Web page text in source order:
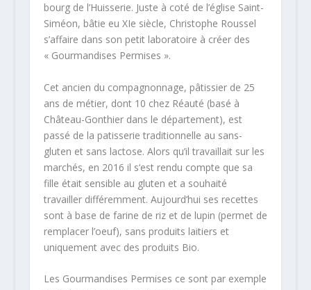
bourg de l’Huisserie. Juste à coté de l’église Saint-
Siméon, bâtie eu XIe siècle, Christophe Roussel
s’affaire dans son petit laboratoire à créer des
« Gourmandises Permises ».
Cet ancien du compagnonnage, pâtissier de 25
ans de métier, dont 10 chez Réauté (basé à
Château-Gonthier dans le département), est
passé de la patisserie traditionnelle au sans-
gluten et sans lactose. Alors qu’il travaillait sur les
marchés, en 2016 il s‘est rendu compte que sa
fille était sensible au gluten et a souhaité
travailler différemment. Aujourd’hui ses recettes
sont à base de farine de riz et de lupin (permet de
remplacer l’oeuf), sans produits laitiers et
uniquement avec des produits Bio.
Les Gourmandises Permises ce sont par exemple